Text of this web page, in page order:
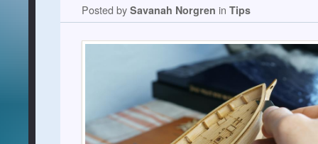
Posted bySavanah Norgren inTips